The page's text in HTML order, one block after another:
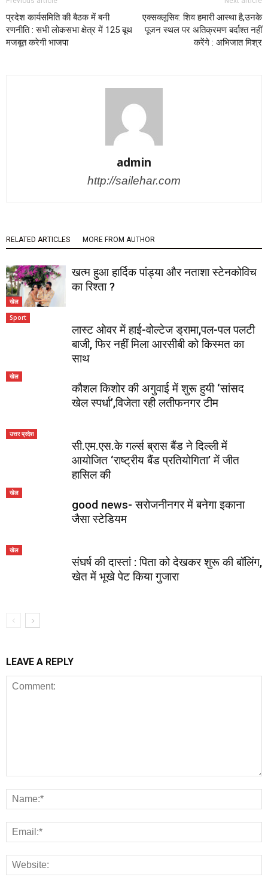
प्रदेश कार्यसमिति की बैठक में बनी
रणनीति : सभी लोकसभा क्षेत्र में 125 बूथ
मजबूत करेगी भाजपा
एक्सक्लूसिव: शिव हमारी आस्था है,उनके
पूजन स्थल पर अतिक्रमण बर्दाश्त नहीं
करेंगे : अभिजात मिश्र
admin
http://sailehar.com
RELATED ARTICLES MORE FROM AUTHOR
खेल
खत्म हुआ हार्दिक पांड्या और नताशा स्टेनकोविच
का रिश्ता ?
Sport
लास्ट ओवर में हाई-वोल्टेज ड्रामा,पल-पल पलटी
बाजी, फिर नहीं मिला आरसीबी को किस्मत का
साथ
खेल
कौशल किशोर की अगुवाई में शुरू हुयी ‘सांसद
खेल स्पर्धा’,विजेता रही लतीफनगर टीम
उत्तर प्रदेश
सी.एम.एस.के गर्ल्स ब्रास बैंड ने दिल्ली में
आयोजित ‘राष्ट्रीय बैंड प्रतियोगिता’ में जीत
हासिल की
खेल
good news- सरोजनीनगर में बनेगा इकाना
जैसा स्टेडियम
खेल
संघर्ष की दास्तां : पिता को देखकर शुरू की बॉलिंग,
खेत में भूखे पेट किया गुजारा
LEAVE A REPLY